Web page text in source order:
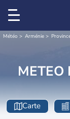
Météo Arménie
METEO
Carte